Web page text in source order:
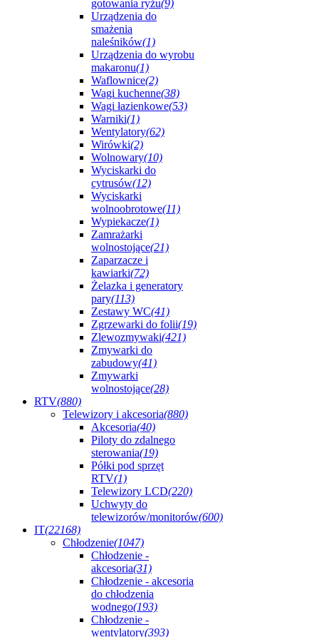
gotowania ryżu(9)
Urządzenia do
smażenia
naleśników(1)
Urządzenia do wyrobu
makaronu(1)
Waflownice(2)
Wagi kuchenne(38)
Wagi łazienkowe(53)
Warniki(1)
Wentylatory(62)
Wirówki(2)
Wolnowary(10)
Wyciskarki do
cytrusów(12)
Wyciskarki
wolnoobrotowe(11)
Wypiekacze(1)
Zamrażarki
wolnostojące(21)
Zaparzacze i
kawiarki(72)
Żelazka i generatory
pary(113)
Zestawy WC(41)
Zgrzewarki do folii(19)
Zlewozmywaki(421)
Zmywarki do
zabudowy(41)
Zmywarki
wolnostojące(28)
RTV(880)
Telewizory i akcesoria(880)
Akcesoria(40)
Piloty do zdalnego
sterowania(19)
Półki pod sprzęt
RTV(1)
Telewizory LCD(220)
Uchwyty do
telewizorów/monitorów(600)
IT(22168)
Chłodzenie(1047)
Chłodzenie -
akcesoria(31)
Chłodzenie - akcesoria
do chłodzenia
wodnego(193)
Chłodzenie -
wentylatory(393)